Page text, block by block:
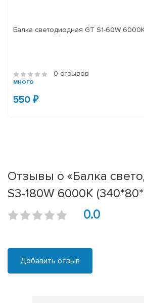
Балка светодиодная GT S1-60W
0 отзывов
много
550 ₽
Отзывы о «Балка
S3-180W 6000K
0.0
Добавить отзыв